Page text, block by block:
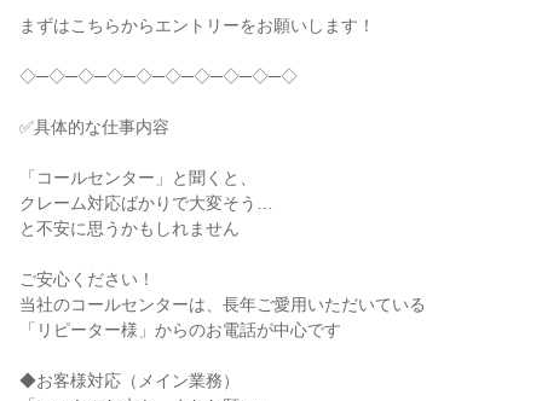
まずはこちらからエントリーをお願いします！
◇─◇─◇─◇─◇─◇─◇─◇─◇─◇
✅具体的な仕事内容
「コールセンター」と聞くと、
クレーム対応ばかりで大変そう…
と不安に思うかもしれません
ご安心ください！
当社のコールセンターは、長年ご愛用いただいている
「リピーター様」からのお電話が中心です
◆お客様対応（メイン業務）